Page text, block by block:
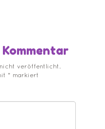
veröffentlicht.
* markiert